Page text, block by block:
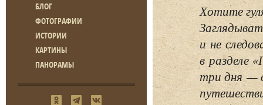
БЛОГ
ФОТОГРАФИИ
ИСТОРИИ
КАРТИНЫ
ПАНОРАМЫ
Хотите
и не
в разделе
три дня —